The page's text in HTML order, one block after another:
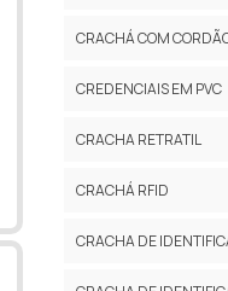
CRACHÁ COM
CREDENCIAIS EM PVC
CRACHA RETRATIL
CRACHÁ RFID
CRACHA DE